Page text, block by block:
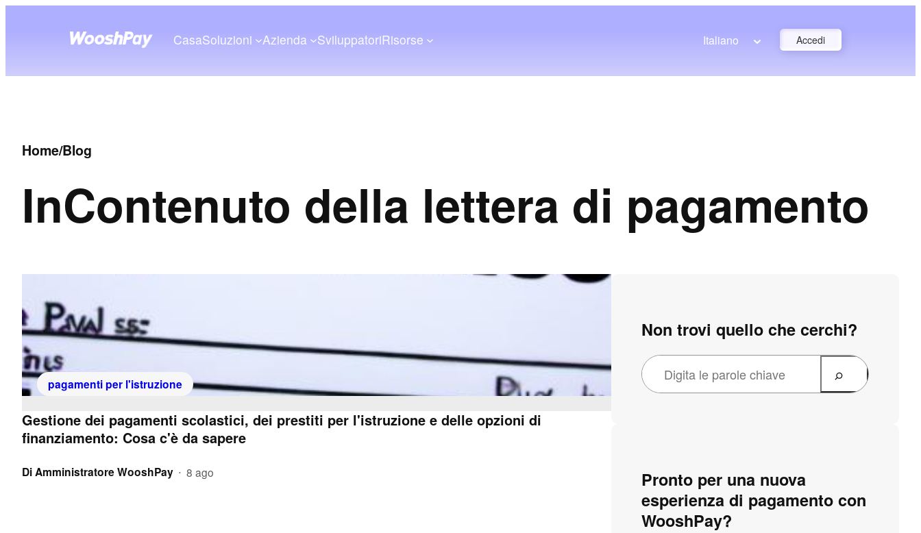
CasaSoluzioni Azienda SviluppatoriRisorse Italiano Accedi
Home/Blog
InContenuto della lettera di pagamento
pagamenti per l'istruzione
Gestione dei pagamenti scolastici, dei prestiti per l'istruzione e delle opzioni di
finanziamento: Cosa c'è da sapere
DiAmministratore WooshPay • 8 ago
Non trovi quello che cerchi?
Pronto per una nuova
esperienza di pagamento con
WooshPay?